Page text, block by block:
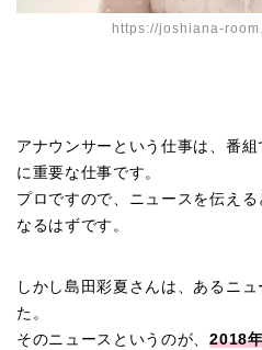
https://joshiana-
アナウンサーという仕事は、番
に重要な仕事です。
プロですので、ニュースを伝え
なるはずです。
しかし島田彩夏さんは、あるニ
た。
そのニュースというのが、2018